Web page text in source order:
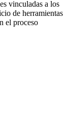
vinculadas a los
de herramientas
el proceso